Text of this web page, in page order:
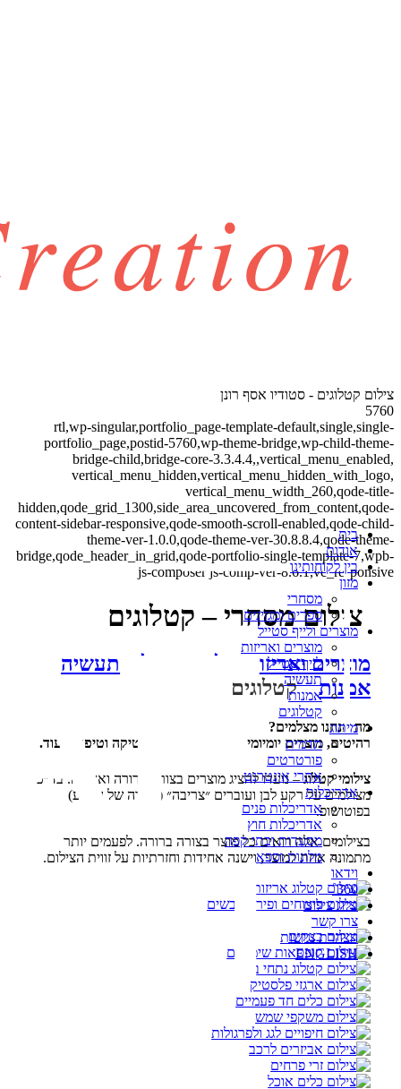
בית
אודות
בין לקוחותינו
מזון
מסחרי
ספרים ומגזינים
מוצרים ולייף סטייל
מוצרים ואריזות
לייף סטייל
תעשיה
אמנות
קטלוגים
מיתוג
תדמית
פורטרטים
אתרי אינטרנט
אדריכלות
אדריכלות פנים
אדריכלות חוץ
מסעדות ובתי קפה
מלונות וספא
וידאו
360˚
בלוג צילום
צרו קשר
הצהרת נגישות
ENGLISH
צילום קטלוגים - סטודיו אסף רונן
5760
rtl,wp-singular,portfolio_page-template-default,single,single-
portfolio_page,postid-5760,wp-theme-bridge,wp-child-theme-
bridge-child,bridge-core-3.3.4.4,,vertical_menu_enabled,
vertical_menu_hidden,vertical_menu_hidden_with_logo,
vertical_menu_width_260,qode-title-
hidden,qode_grid_1300,side_area_uncovered_from_content,qode-
content-sidebar-responsive,qode-smooth-scroll-enabled,qode-child-
theme-ver-1.0.0,qode-theme-ver-30.8.8.4,qode-theme-
bridge,qode_header_in_grid,qode-portfolio-single-template-7,wpb-
js-composer js-comp-ver-8.6.1,vc_responsive
צילום מסחרי – קטלוגים
מוצרים ואריזות לייף סטייל
תעשיה
אמנותקטלוגים
מה אנחנו מצלמים?
רהיטים, מוצרים יומיומיים, מוצרי מזון, קוסמטיקה וטיפוח, ועוד.
צילומי קטלוג– נועדו להציג מוצרים בצורה ברורה ואחידה. בד״כ
מצולמים על רקע לבן ועוברים ״צריבה״ (הסרה של הרקע)
בפוטושופ.
בצילומים אלה רואים כל מוצר בצורה ברורה. לפעמים יותר
מתמונה אחת למוצר, וישנה אחידות וחזרתיות על זווית הצילום.